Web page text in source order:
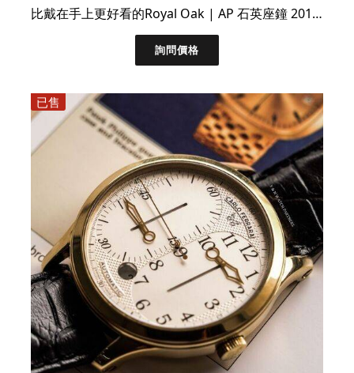
比戴在手上更好看的Royal Oak | AP 石英座鐘 2017年限量款全套
詢問價格
已售